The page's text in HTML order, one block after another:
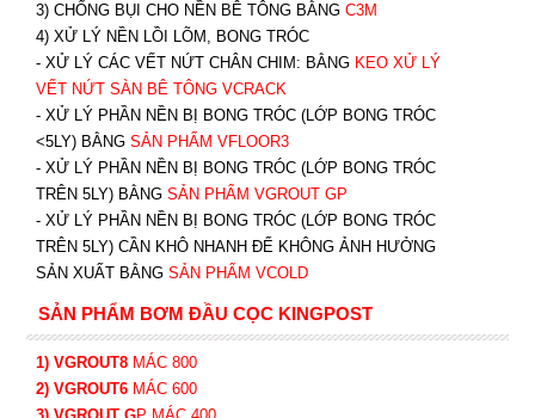
3) CHỐNG BỤI CHO NỀN BÊ TÔNG BẰNG C3M
4) XỬ LÝ NỀN LỒI LÕM, BONG TRÓC
- XỬ LÝ CÁC VẾT NỨT CHÂN CHIM: BẰNG KEO XỬ LÝ
VẾT NỨT SÀN BÊ TÔNG VCRACK
- XỬ LÝ PHẦN NỀN BỊ BONG TRÓC (LỚP BONG TRÓC
<5LY) BẰNG SẢN PHẨM VFLOOR3
- XỬ LÝ PHẦN NỀN BỊ BONG TRÓC (LỚP BONG TRÓC
TRÊN 5LY) BẰNG SẢN PHẨM VGROUT GP
- XỬ LÝ PHẦN NỀN BỊ BONG TRÓC (LỚP BONG TRÓC
TRÊN 5LY) CẦN KHÔ NHANH ĐỂ KHÔNG ẢNH HƯỞNG
SẢN XUẤT BẰNG SẢN PHẨM VCOLD
SẢN PHẨM BƠM ĐẦU CỌC KINGPOST
1) VGROUT8 MÁC 800
2) VGROUT6MÁC 600